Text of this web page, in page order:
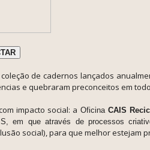
de cadernos lançados
e quebraram preconceitos em
impacto social: a Oficina CAIS
em que através de processos
social), para que melhor estejam